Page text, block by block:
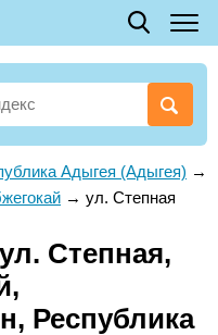
Адыгея (Адыгея) →
→ ул. Степная
Степная,
Республика